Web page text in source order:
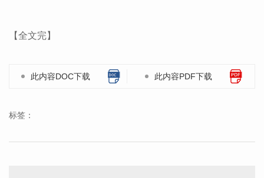
【全文完】
此内容DOC下载 此内容PDF下载
标签：